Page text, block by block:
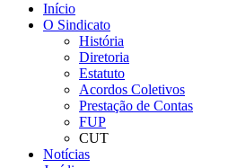
Início
O Sindicato
História
Diretoria
Estatuto
Acordos Coletivos
Prestação de Contas
FUP
CUT
Notícias